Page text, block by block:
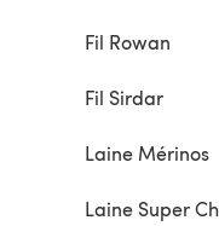
Fil Rowan
Fil Sirdar
Laine Mérinos
Laine Super